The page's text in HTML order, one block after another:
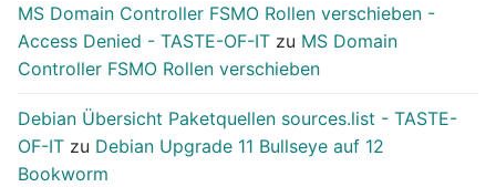
MS Domain Controller FSMO Rollen verschieben -
Access Denied - TASTE-OF-IT zu MS Domain
Controller FSMO Rollen verschieben
Debian Übersicht Paketquellen sources.list - TASTE-
OF-IT zu Debian Upgrade 11 Bullseye auf 12
Bookworm